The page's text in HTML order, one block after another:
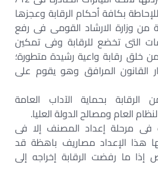
للإحاطة بكافة أحكام الرقابة وعجزها
من وزارة الارشاد القومى فى رفع
التى تخضع للرقابة وفى تمكين
خلق رقابة واعية رشيدة متطورة؛
القانون المرافق وهو يقوم على
بحماية الآداب العامة
العام ومصالح الدولة العليا.
فى مرحلة إعداد المصنف إلا فى
هذا الإعداد مصاريف باهظة قد
ما رفضت الرقابة إخراجه إلى